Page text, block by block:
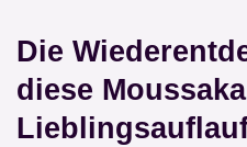
Die
diese